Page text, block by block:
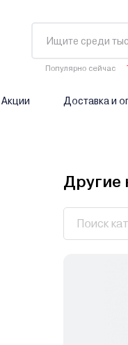
Популярно сейчас
Акции Доставка и
Другие